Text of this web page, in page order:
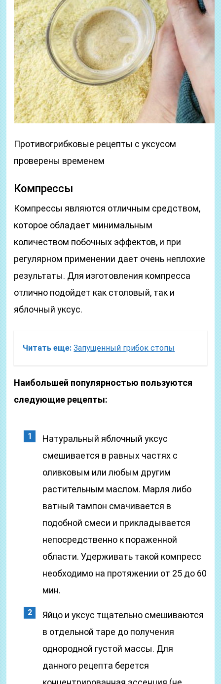
Противогрибковые рецепты с уксусом
проверены временем
Компрессы
Компрессы являются отличным средством,
которое обладает минимальным
количеством побочных эффектов, и при
регулярном применении дает очень неплохие
результаты. Для изготовления компресса
отлично подойдет как столовый, так и
яблочный уксус.
Читать еще: Запущенный грибок стопы
Наибольшей популярностью пользуются
следующие рецепты:
Натуральный яблочный уксус
смешивается в равных частях с
оливковым или любым другим
растительным маслом. Марля либо
ватный тампон смачивается в
подобной смеси и прикладывается
непосредственно к пораженной
области. Удерживать такой компресс
необходимо на протяжении от 25 до 60
мин.
Яйцо и уксус тщательно смешиваются
в отдельной таре до получения
однородной густой массы. Для
данного рецепта берется